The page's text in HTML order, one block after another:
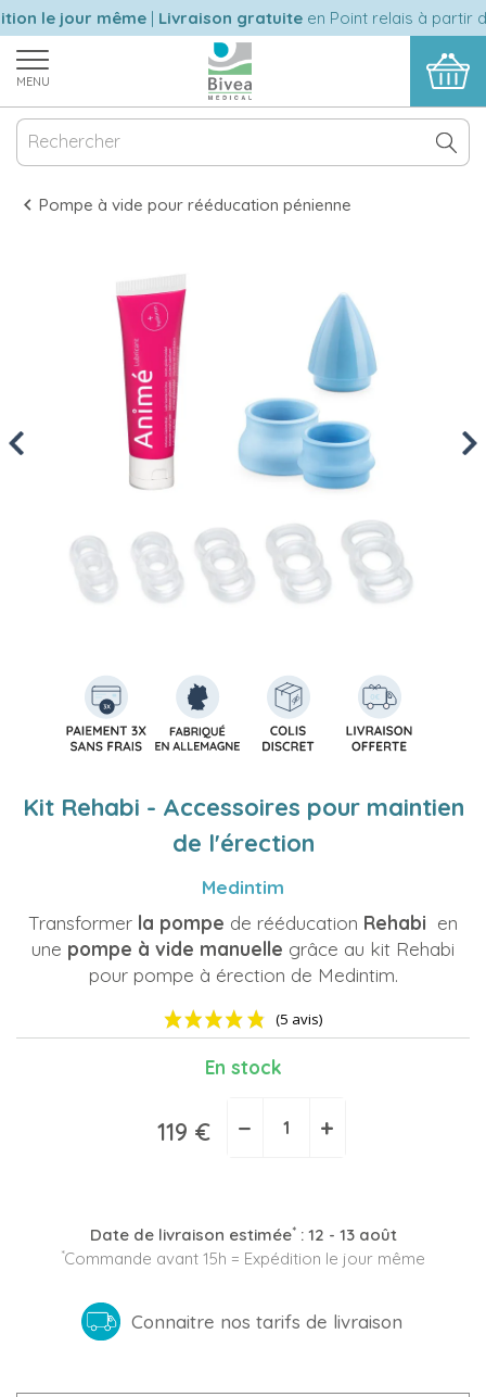
le jour même|Livraison gratuiteen Point relais à partir
MENU
Pompe à vide pour rééducation pénienne
Previous
Kit Rehabi - Accessoires pour maintien
de l'érection
Medintim
Transformer la pompe de rééducation Rehabi en
une pompe à vide manuelle grâce au kit Rehabi
pour pompe à érection de Medintim.
En stock
119 € − +
Date de livraison estimée*: 12 - 13 août
*Commande avant 15h = Expédition le jour même
Connaitre nos tarifs de livraison